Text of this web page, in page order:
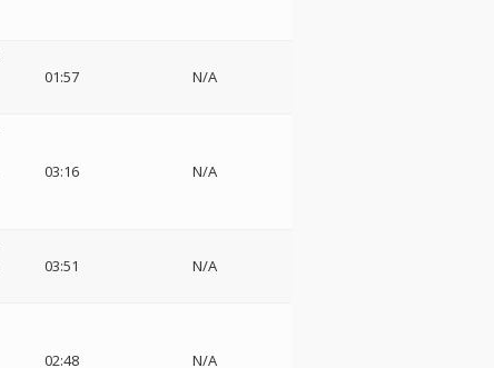
01:57 N/A
03:16 N/A
03:51 N/A
02:48 N/A